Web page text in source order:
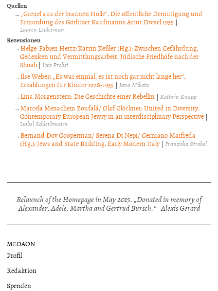
Quellen
„Greuel aus der braunen Hölle“. Die öffentliche Demütigung und
Ermordung des Görlitzer Kaufmanns Artur Dresel 1935 |
Lauren Leiderman
Rezensionen
Helge-Fabien Hertz/Katrin Keßler (Hg.): Zwischen Gefährdung,
Gedenken und Vermittlungsarbeit. Jüdische Friedhöfe nach der
Shoah | Luis Probst
Ilse Weber: „Es war einmal, es ist noch gar nicht lange her“.
Erzählungen für Kinder 1928-1935 | Jana Mikota
Lina Morgenstern: Die Geschichte einer Rebellin |Kathrin Knapp
Marcela Menachem Zoufalá/ Olaf Glöckner: United in Diversity.
Contemporary European Jewry in an interdisciplinary Perspective |
Isabel Schlerkmann
Bernand Dov Cooperman/ Serena Di Nepi/ Germano Maifreda
(Hg.): Jews and State Building. Early Modern Italy| Franziska Strobel
Relaunch of the Homepage in May 2015. „Donated in memory of
Alexander, Adele, Martha and Gertrud Bursch.“ - Alexis Gerard
MEDAON
Profil
Redaktion
Spenden